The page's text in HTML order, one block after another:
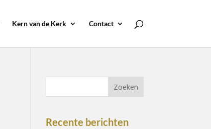
Kern van de Kerk Contact
Recente berichten